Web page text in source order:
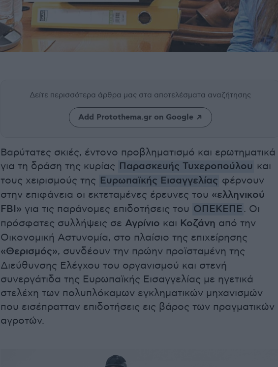
Δείτε περισσότερα άρθρα μας στα αποτελέσματα αναζήτησης
Add Protothema.gr on Google
Βαρύτατες σκιές, έντονο προβληματισμό και ερωτηματικά
για τη δράση της κυρίας Παρασκευής Τυχεροπούλου και
τους χειρισμούς της Ευρωπαϊκής Εισαγγελίας φέρνουν
στην επιφάνεια οι εκτεταμένες έρευνες του «ελληνικού
FBI» για τις παράνομες επιδοτήσεις του ΟΠΕΚΕΠΕ. Οι
πρόσφατες συλλήψεις σε Αγρίνιο και Κοζάνη από την
Οικονομική Αστυνομία, στο πλαίσιο της επιχείρησης
«Θερισμός», συνδέουν την πρώην προϊσταμένη της
Διεύθυνσης Ελέγχου του οργανισμού και στενή
συνεργάτιδα της Ευρωπαϊκής Εισαγγελίας με ηγετικά
στελέχη των πολυπλόκαμων εγκληματικών μηχανισμών
που εισέπρατταν επιδοτήσεις εις βάρος των πραγματικών
αγροτών.